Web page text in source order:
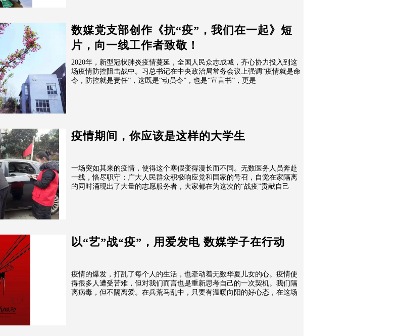
数媒党支部创作《抗“疫”，我们在一起》短
片，向一线工作者致敬！
2020年，新型冠状肺炎疫情蔓延，全国人民众志成城，齐心协力投入到这
场疫情防控阻击战中。习总书记在中央政治局常务会议上强调“疫情就是命
令，防控就是责任”，这既是“动员令”，也是“宣言书”，更是
疫情期间，你应该是这样的大学生
一场突如其来的疫情，使得这个寒假变得漫长而不同。无数医务人员奔赴
一线，恪尽职守；广大人民群众积极响应党和国家的号召，自觉在家隔离
的同时涌现出了大量的志愿服务者，大家都在为这次的“战疫”贡献自己
以“艺”战“疫”，用爱发电 数媒学子在行动
疫情的爆发，打乱了每个人的生活，也牵动着无数华夏儿女的心。疫情使
得很多人遭受苦难，但对我们而言也是重新思考自己的一次契机。我们隔
离病毒，但不隔离爱。在兵荒马乱中，只要有温暖向阳的好心态，在这场